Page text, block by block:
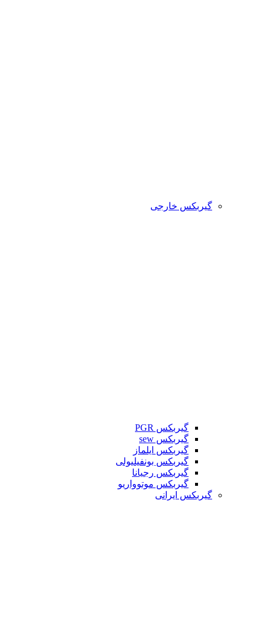
گیربکس خارجی
گیربکس PGR
گیربکس sew
گیربکس ایلماز
گیربکس بونفیلیولی
گیربکس رجیانا
گیربکس موتوواریو
گیربکس ایرانی